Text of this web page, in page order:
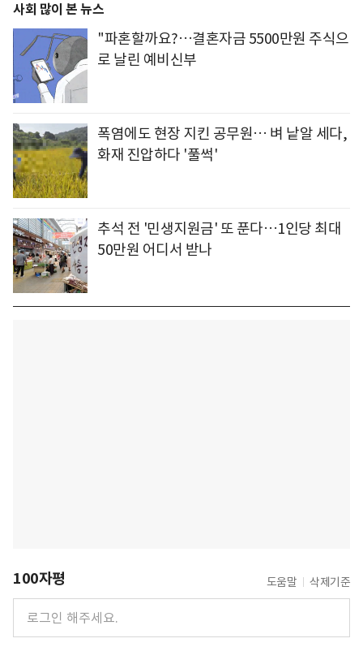
사회 많이 본 뉴스
"파혼할까요?…결혼자금 5500만원 주식으
로 날린 예비신부
폭염에도 현장 지킨 공무원… 벼 낱알 세다,
화재 진압하다 '풀썩'
추석 전 '민생지원금' 또 푼다…1인당 최대
50만원 어디서 받나
100자평 도움말 삭제기준